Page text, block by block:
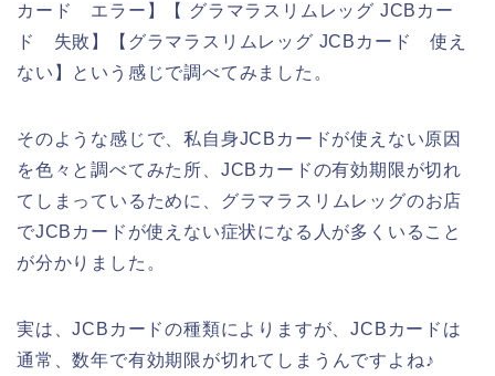
カード エラー】【 グラマラスリムレッグ JCBカー
ド 失敗】【グラマラスリムレッグ JCBカード 使え
ない】という感じで調べてみました。
そのような感じで、私自身JCBカードが使えない原因
を色々と調べてみた所、JCBカードの有効期限が切れ
てしまっているために、グラマラスリムレッグのお店
でJCBカードが使えない症状になる人が多くいること
が分かりました。
実は、JCBカードの種類によりますが、JCBカードは
通常、数年で有効期限が切れてしまうんですよね♪